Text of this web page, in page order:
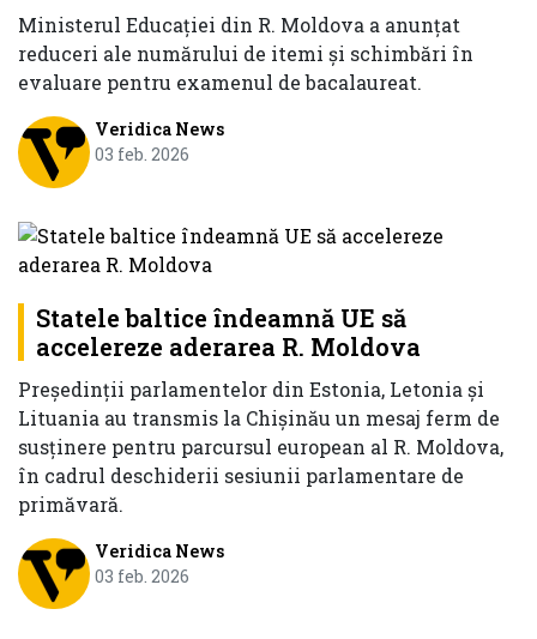
Ministerul Educației din R. Moldova a anunțat
reduceri ale numărului de itemi și schimbări în
evaluare pentru examenul de bacalaureat.
Veridica News
03 feb. 2026
Statele baltice îndeamnă UE să
accelereze aderarea R. Moldova
Președinții parlamentelor din Estonia, Letonia și
Lituania au transmis la Chișinău un mesaj ferm de
susținere pentru parcursul european al R. Moldova,
în cadrul deschiderii sesiunii parlamentare de
primăvară.
Veridica News
03 feb. 2026